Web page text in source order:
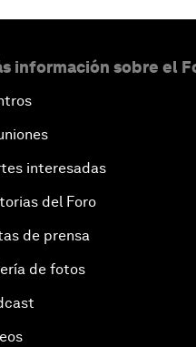
información sobre el
interesadas
del Foro
de prensa
de fotos